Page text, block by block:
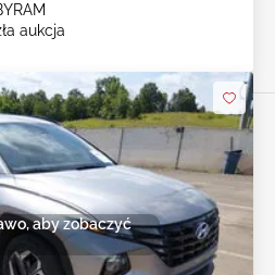
aukcja
aby zobaczyć